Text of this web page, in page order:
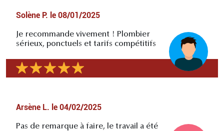
Solène P. le 08/01/2025
Je recommande vivement ! Plombier
sérieux, ponctuels et tarifs compétitifs
Arsène L. le 04/02/2025
Pas de remarque à faire, le travail a été